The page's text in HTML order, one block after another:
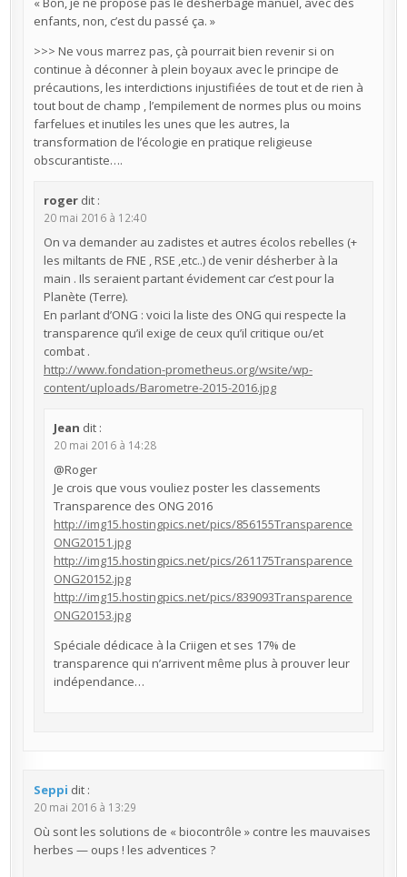
enfants, non, c’est du passé ça. »
>>> Ne vous marrez pas, çà pourrait bien revenir si on
continue à déconner à plein boyaux avec le principe de
précautions, les interdictions injustifiées de tout et de rien à
tout bout de champ , l’empilement de normes plus ou moins
farfelues et inutiles les unes que les autres, la
transformation de l’écologie en pratique religieuse
obscurantiste….
roger dit :
20 mai 2016 à 12:40
On va demander au zadistes et autres écolos rebelles (+
les miltants de FNE , RSE ,etc..) de venir désherber à la
main . Ils seraient partant évidement car c’est pour la
Planète (Terre).
En parlant d’ONG : voici la liste des ONG qui respecte la
transparence qu’il exige de ceux qu’il critique ou/et
combat .
http://www.fondation-prometheus.org/wsite/wp-
content/uploads/Barometre-2015-2016.jpg
Jean dit :
20 mai 2016 à 14:28
@Roger
Je crois que vous vouliez poster les classements
Transparence des ONG 2016
http://img15.hostingpics.net/pics/856155Transparence
ONG20151.jpg
http://img15.hostingpics.net/pics/261175Transparence
ONG20152.jpg
http://img15.hostingpics.net/pics/839093Transparence
ONG20153.jpg
Spéciale dédicace à la Criigen et ses 17% de
transparence qui n’arrivent même plus à prouver leur
indépendance…
Seppi dit :
20 mai 2016 à 13:29
Où sont les solutions de « biocontrôle » contre les mauvaises
herbes — oups ! les adventices ?